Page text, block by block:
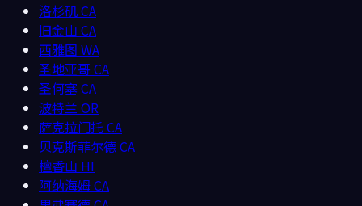
洛杉矶CA
旧金山 CA
西雅图 WA
圣地亚哥 CA
圣何塞CA
波特兰 OR
萨克拉门托 CA
贝克斯菲尔德CA
檀香山 HI
阿纳海姆CA